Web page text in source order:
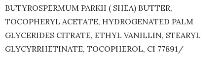
BUTYROSPERMUM PARKII ( SHEA) BUTTER,
TOCOPHERYL ACETATE, HYDROGENATED PALM
GLYCERIDES CITRATE, ETHYL VANILLIN, STEARYL
GLYCYRRHETINATE, TOCOPHEROL, CI 77891/